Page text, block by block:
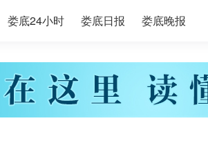
娄底24小时 娄底日报 娄底晚报